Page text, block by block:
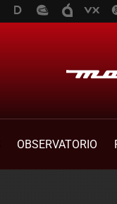
OBSERVATORIO